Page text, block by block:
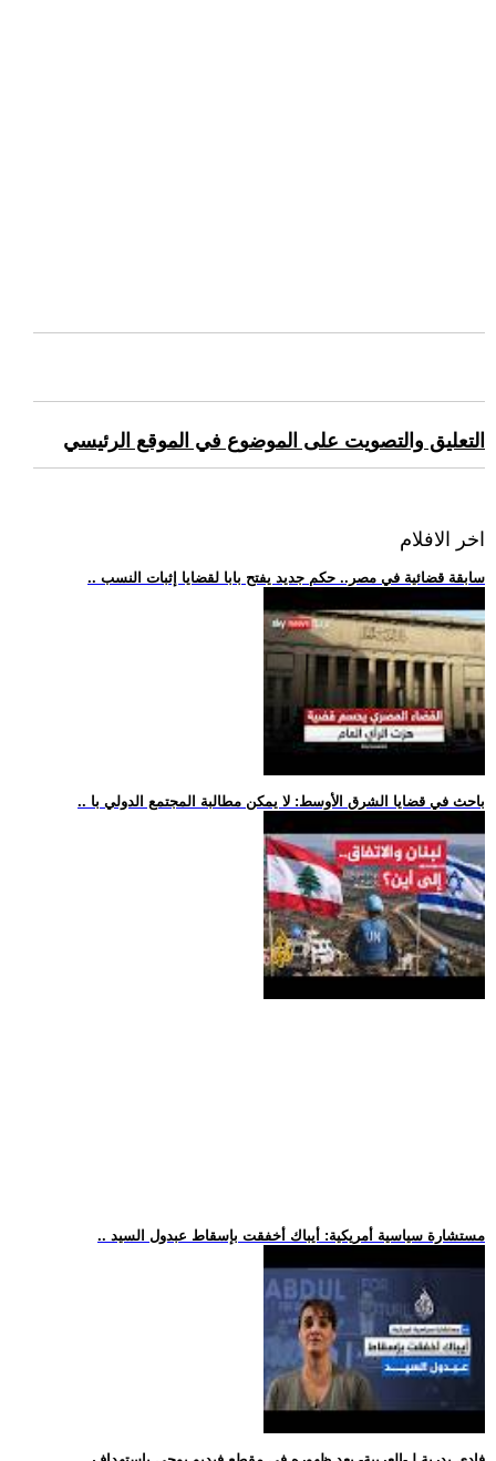
التعليق والتصويت على الموضوع في الموقع الرئيسي
اخر الافلام
.. سابقة قضائية في مصر.. حكم جديد يفتح بابا لقضايا إثبات النسب
.. باحث في قضايا الشرق الأوسط: لا يمكن مطالبة المجتمع الدولي با
.. مستشارة سياسية أمريكية: أيباك أخفقت بإسقاط عبدول السيد